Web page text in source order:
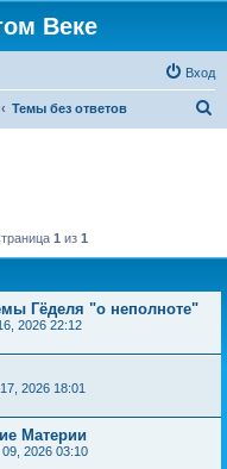
Веке
Вход
Темы без ответов
1 из 1
Гёделя "о неполноте"
2026 22:12
2026 18:01
Материи
2026 03:10